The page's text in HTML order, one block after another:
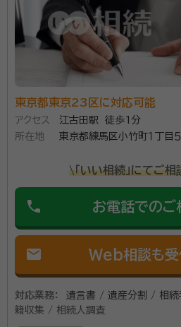
東京都東京23区に対応可能
アクセス
江古田駅 徒歩1分
所在地
東京都練馬区小竹町１丁目５５番７号 日
\「いい相続」にてご
phone お電話でのご
mail Web相談も受
対応業務：
遺言書 / 遺産分割 / 相
籍収集 / 相続人調査